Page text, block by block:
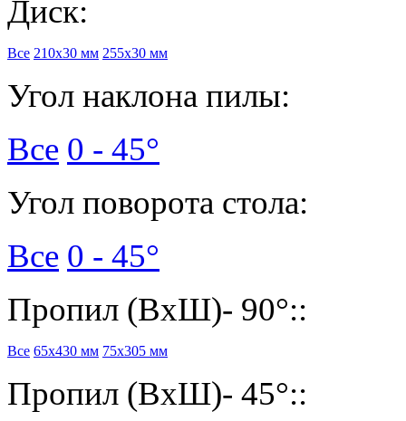
Диск:
Все 210х30 мм 255х30 мм
Угол наклона пилы:
Все 0 - 45°
Угол поворота стола:
Все 0 - 45°
Пропил (ВхШ)- 90°::
Все 65х430 мм 75х305 мм
Пропил (ВхШ)- 45°::